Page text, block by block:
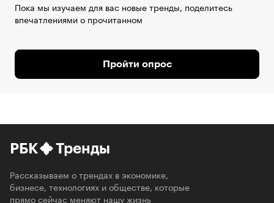
Пока мы изучаем для вас новые тренды, поделитесь
впечатлениями о прочитанном
Пройти опрос
РБК Тренды
Рассказываем о трендах в экономике,
бизнесе, технологиях и обществе, которые
прямо сейчас меняют нашу жизнь